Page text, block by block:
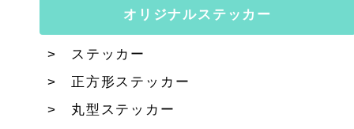
オリジナルステッカー
ステッカー
正方形ステッカー
丸型ステッカー